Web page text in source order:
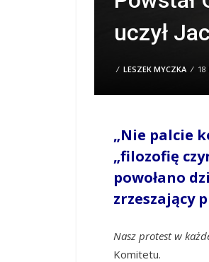
uczył
/ LESZEK MYCZKA / 18
„Nie palcie
„filozofię
powołano
zrzeszający
Nasz protest w
Komitetu.